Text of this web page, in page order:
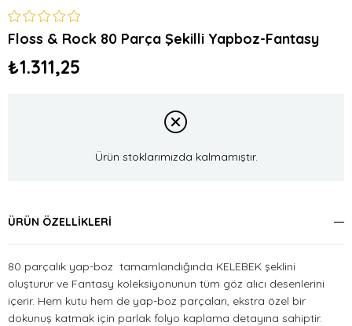
Floss & Rock 80 Parça Şekilli Yapboz-Fantasy
₺1.311,25
Ürün stoklarımızda kalmamıştır.
ÜRÜN ÖZELLIKLERI
80 parçalık yap-boz tamamlandığında KELEBEK şeklini
oluşturur ve Fantasy koleksiyonunun tüm göz alıcı desenlerini
içerir. Hem kutu hem de yap-boz parçaları, ekstra özel bir
dokunuş katmak için parlak folyo kaplama detayına sahiptir.